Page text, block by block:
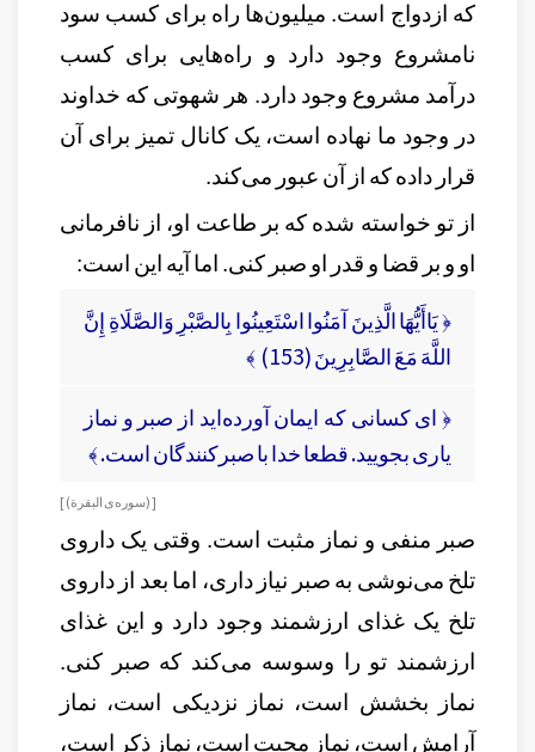
که ازدواج است. میلیون‌ها راه برای کسب سود
نامشروع وجود دارد و راه‌هایی برای کسب
درآمد مشروع وجود دارد. هر شهوتی که خداوند
در وجود ما نهاده است، یک کانال تمیز برای آن
قرار داده که از آن عبور می‌کند.
از تو خواسته شده که بر طاعت او، از نافرمانی
او و بر قضا و قدر او صبر کنی. اما آیه این است:
﴿ يَاأَيُّهَا الَّذِينَ آمَنُوا اسْتَعِينُوا بِالصَّبْرِ وَالصَّلَاةِ إِنَّ
اللَّهَ مَعَ الصَّابِرِينَ (153) ﴾
﴿ ای کسانی که ایمان آورده‌اید از صبر و نماز
یاری بجویید. قطعا خدا با صبرکنندگان است. ﴾
[ (سوره‌ی البقرة) ]
صبر منفی و نماز مثبت است. وقتی یک داروی
تلخ می‌نوشی به صبر نیاز داری، اما بعد از داروی
تلخ یک غذای ارزشمند وجود دارد و این غذای
ارزشمند تو را وسوسه می‌کند که صبر کنی.
نماز بخشش است، نماز نزدیکی است، نماز
آرامش است، نماز محبت است، نماز ذکر است،